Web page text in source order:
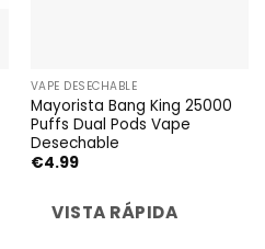
VAPE DESECHABLE
Mayorista Bang King 25000
Puffs Dual Pods Vape
Desechable
€4.99
VISTA RÁPIDA